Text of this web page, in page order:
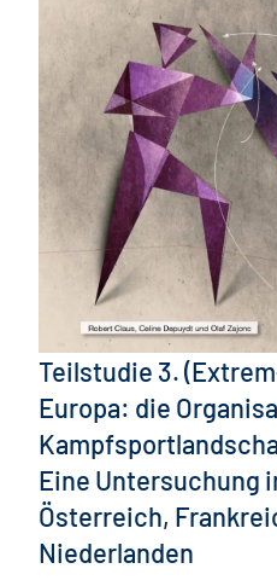
Teilstudie 3.
Europa: die
Eine Untersuchung
Österreich,
Niederlanden